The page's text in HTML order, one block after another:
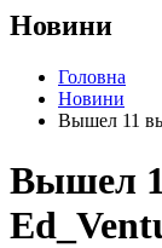
Новини
Головна
Новини
Вышел 11
Вышел